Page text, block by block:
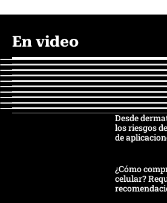
En video
Desde
los riesgos
de
¿Cómo
celular?